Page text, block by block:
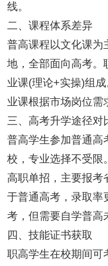
线。
二、课程体系差异
普高课程以文化课为
地，全部面向高考。
业课(理论+实操)组
业课根据市场岗位需
三、高考升学途径对
普高学生参加普通高
校，专业选择不受限
高职单招，主要报考
于普通高考，录取率
考，但需要自学普高
四、技能证书获取
职高学生在校期间可